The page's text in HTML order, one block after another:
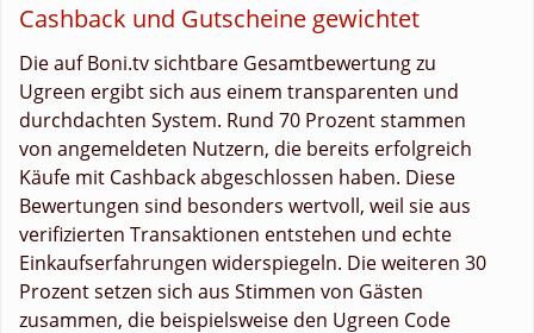
Cashback und Gutscheine gewichtet
Die auf Boni.tv sichtbare Gesamtbewertung zu
Ugreen ergibt sich aus einem transparenten und
durchdachten System. Rund 70 Prozent stammen
von angemeldeten Nutzern, die bereits erfolgreich
Käufe mit Cashback abgeschlossen haben. Diese
Bewertungen sind besonders wertvoll, weil sie aus
verifizierten Transaktionen entstehen und echte
Einkaufserfahrungen widerspiegeln. Die weiteren 30
Prozent setzen sich aus Stimmen von Gästen
zusammen, die beispielsweise den Ugreen Code